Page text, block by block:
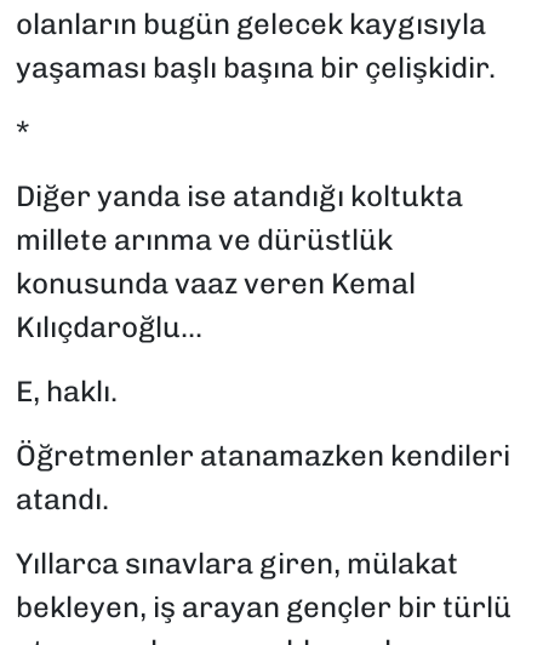
olanların bugün gelecek kaygısıyla
yaşaması başlı başına bir çelişkidir.
*
Diğer yanda ise atandığı koltukta
millete arınma ve dürüstlük
konusunda vaaz veren Kemal
Kılıçdaroğlu...
E, haklı.
Öğretmenler atanamazken kendileri
atandı.
Yıllarca sınavlara giren, mülakat
bekleyen, iş arayan gençler bir türlü